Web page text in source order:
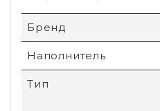
Бренд
Наполнитель
Тип